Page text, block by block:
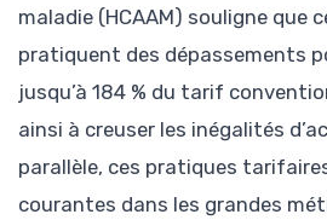
maladie (HCAAM) souligne que
pratiquent des dépassements
jusqu’à 184 % du tarif
ainsi à creuser les inégalités
parallèle, ces pratiques
courantes dans les grandes